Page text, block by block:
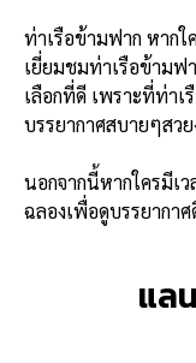
ท่าเรือข้ามฟาก หากใ
เยี่ยมชมท่าเรือข้ามฟ
เลือกที่ดี เพราะที่ท่า
บรรยากาศสบายๆสวย
นอกจากนี้หากใครมีเ
ฉลองเพื่อดูบรรยากา
แล